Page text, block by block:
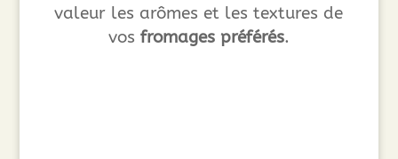
valeur les arômes et les textures de
vos fromages préférés.